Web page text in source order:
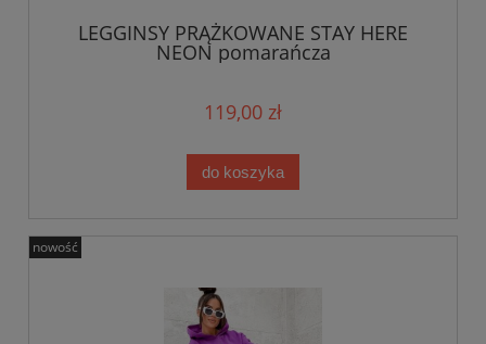
LEGGINSY PRĄŻKOWANE STAY HERE
NEON pomarańcza
119,00 zł
do koszyka
nowość